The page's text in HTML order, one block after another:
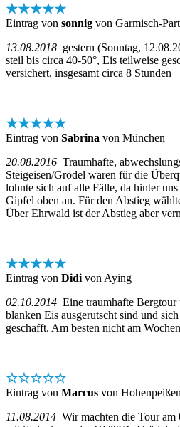
★★★★★
Eintrag von sonnig von Garmisch-
13.08.2018 gestern (Sonntag,
steil bis circa 40-50°, Eis teilweise
versichert, insgesamt circa 8 Stunden
★★★★★
Eintrag von Sabrina von München
20.08.2016 Traumhafte,
Steigeisen/Grödel waren für die
lohnte sich auf alle Fälle, da hinter
Gipfel oben an. Für den Abstieg
Über Ehrwald ist der Abstieg aber
★★★★★
Eintrag von Didi von Aying
02.10.2014 Eine traumhafte
blanken Eis ausgerutscht sind und
geschafft. Am besten nicht am
☆☆☆☆☆
Eintrag von Marcus von
11.08.2014 Wir machten die Tour am